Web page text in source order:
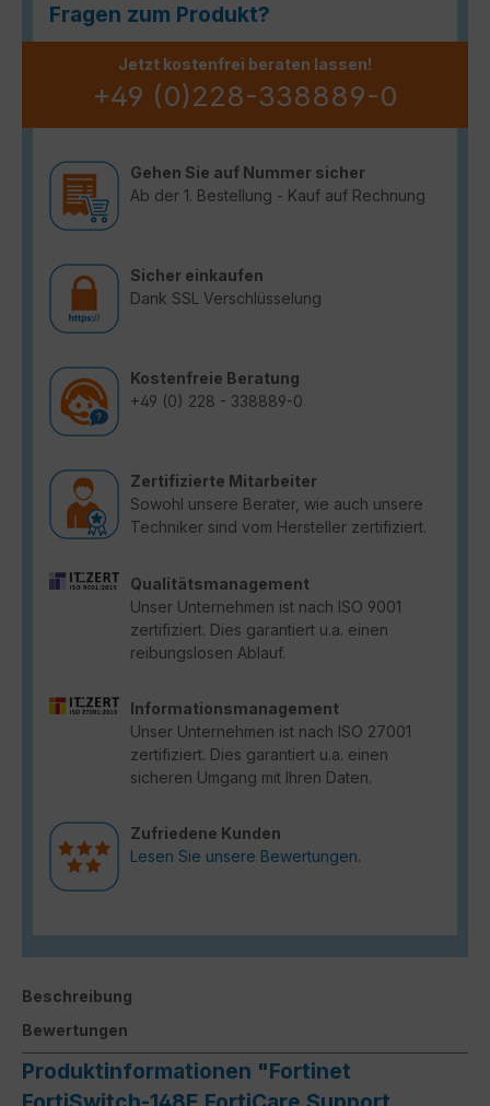
Fragen zum Produkt?
Jetzt kostenfrei beraten lassen!
+49 (0)228-338889-0
Gehen Sie auf Nummer sicher
Ab der 1. Bestellung - Kauf auf Rechnung
Sicher einkaufen
Dank SSL Verschlüsselung
Kostenfreie Beratung
+49 (0) 228 - 338889-0
Zertifizierte Mitarbeiter
Sowohl unsere Berater, wie auch unsere
Techniker sind vom Hersteller zertifiziert.
Qualitätsmanagement
Unser Unternehmen ist nach ISO 9001
zertifiziert. Dies garantiert u.a. einen
reibungslosen Ablauf.
Informationsmanagement
Unser Unternehmen ist nach ISO 27001
zertifiziert. Dies garantiert u.a. einen
sicheren Umgang mit Ihren Daten.
Zufriedene Kunden
Lesen Sie unsere Bewertungen.
Beschreibung
Bewertungen
Produktinformationen "Fortinet